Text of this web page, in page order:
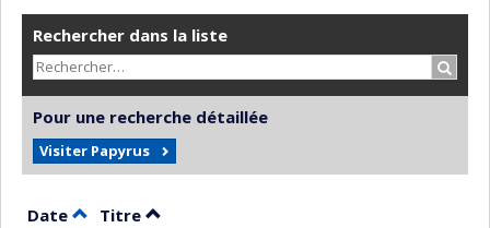
Rechercher dans la liste
Pour une recherche détaillée
Visiter Papyrus
Date Trier par date en ordre décroissant
Titre Trier par titre en ordre décroissant